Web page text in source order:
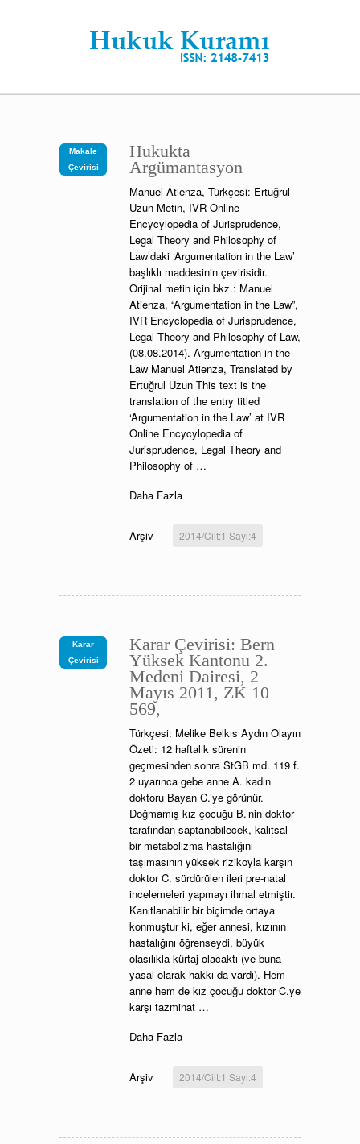
Makale
Çevirisi
Hukukta
Argümantasyon
Manuel Atienza, Türkçesi: Ertuğrul
Uzun Metin, IVR Online
Encycylopedia of Jurisprudence,
Legal Theory and Philosophy of
Law’daki ‘Argumentation in the Law’
başlıklı maddesinin çevirisidir.
Orijinal metin için bkz.: Manuel
Atienza, “Argumentation in the Law”,
IVR Encyclopedia of Jurisprudence,
Legal Theory and Philosophy of Law,
(08.08.2014). Argumentation in the
Law Manuel Atienza, Translated by
Ertuğrul Uzun This text is the
translation of the entry titled
‘Argumentation in the Law’ at IVR
Online Encycylopedia of
Jurisprudence, Legal Theory and
Philosophy of …
Daha Fazla
Arşiv 2014/Cilt:1 Sayı:4
Karar
Çevirisi
Karar Çevirisi: Bern
Yüksek Kantonu 2.
Medeni Dairesi, 2
Mayıs 2011, ZK 10
569,
Türkçesi: Melike Belkıs Aydın Olayın
Özeti: 12 haftalık sürenin
geçmesinden sonra StGB md. 119 f.
2 uyarınca gebe anne A. kadın
doktoru Bayan C.’ye görünür.
Doğmamış kız çocuğu B.’nin doktor
tarafından saptanabilecek, kalıtsal
bir metabolizma hastalığını
taşımasının yüksek rizikoyla karşın
doktor C. sürdürülen ileri pre-natal
incelemeleri yapmayı ihmal etmiştir.
Kanıtlanabilir bir biçimde ortaya
konmuştur ki, eğer annesi, kızının
hastalığını öğrenseydi, büyük
olasılıkla kürtaj olacaktı (ve buna
yasal olarak hakkı da vardı). Hem
anne hem de kız çocuğu doktor C.ye
karşı tazminat …
Daha Fazla
Arşiv 2014/Cilt:1 Sayı:4